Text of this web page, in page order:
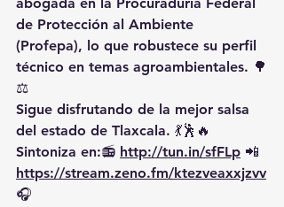
de Protección al Ambiente
(Profepa), lo que robustece su perfil
técnico en temas agroambientales. 🌳
⚖️
Sigue disfrutando de la mejor salsa
del estado de Tlaxcala. 💃🕺🔥
Sintoniza en:📻 http://tun.in/sfFLp 📲
https://stream.zeno.fm/ktezveaxxjzvv
🎧